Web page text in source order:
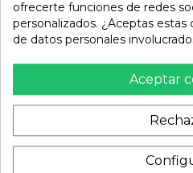
4,00 €
ofrecerte funciones de redes
personalizados. ¿Aceptas
de datos personales
Aceptar